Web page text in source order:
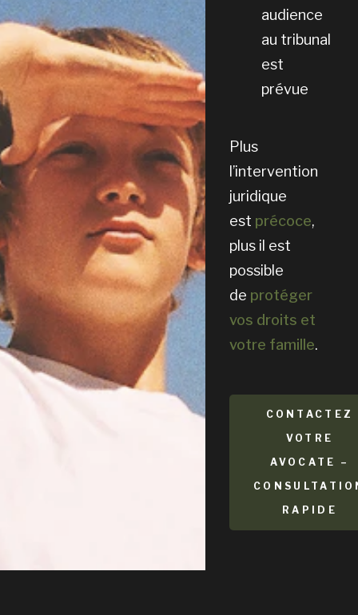
audience
au tribunal
est
prévue
Plus
l’intervention
juridique
est précoce,
plus il est
possible
de protéger
vos droits et
votre famille.
CONTACTEZ
VOTRE
AVOCATE –
RAPIDE